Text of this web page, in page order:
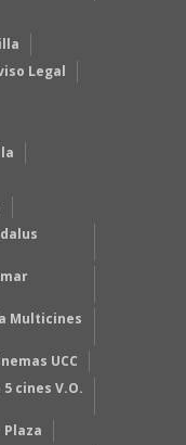
Legal
Multicines
UCC
cines V.O.